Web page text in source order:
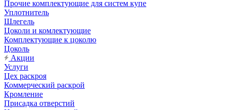
Прочие комплектующие для систем купе
Уплотнитель
Шлегель
Цоколи и комлектующие
Комплектующие к цоколю
Цоколь
Акции
Услуги
Цех раскроя
Коммерческий раскрой
Кромление
Присадка отверстий